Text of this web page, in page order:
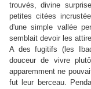
trouvés, divine
petites citées
d'une simple vallée
semblait devoir les
A des fugitifs (les
douceur de vivre
apparemment ne
fut leur berceau.